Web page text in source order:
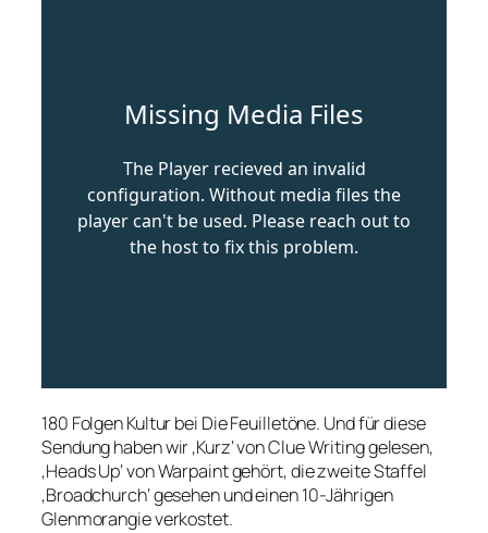
180 Folgen Kultur bei Die Feuilletöne. Und für diese
Sendung haben wir ‚Kurz‘ von Clue Writing gelesen,
‚Heads Up‘ von Warpaint gehört, die zweite Staffel
‚Broadchurch‘ gesehen und einen 10-Jährigen
Glenmorangie verkostet.